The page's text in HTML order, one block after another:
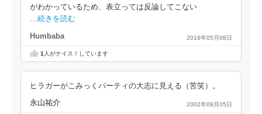
がわかっているため、表立っては反論してこない
…続きを読む
Humbaba 2016年05月08日
1 人がナイス！しています
ヒラガーがこみっくパーティの大志に見える（苦笑）。
永山祐介 2002年09月05日